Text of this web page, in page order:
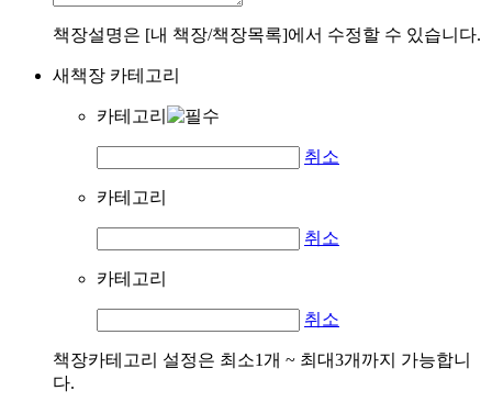
책장설명은 [내 책장/책장목록]에서 수정할 수 있습니다.
새책장 카테고리
카테고리
취소
카테고리
취소
카테고리
취소
책장카테고리 설정은 최소1개 ~ 최대3개까지 가능합니
다.